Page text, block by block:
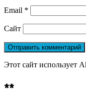
Email *
Сайт
Этот сайт использует
**